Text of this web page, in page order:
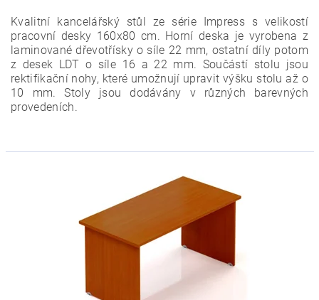
Kvalitní kancelářský stůl ze série Impress s velikostí
pracovní desky 160x80 cm. Horní deska je vyrobena z
laminované dřevotřísky o síle 22 mm, ostatní díly potom
z desek LDT o síle 16 a 22 mm. Součástí stolu jsou
rektifikační nohy, které umožnují upravit výšku stolu až o
10 mm. Stoly jsou dodávány v různých barevných
provedeních.